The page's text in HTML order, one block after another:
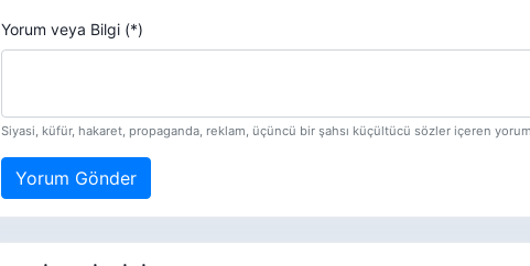
Yorum veya Bilgi (*)
Siyasi, küfür, hakaret, propaganda, reklam, üçüncü bir şahsı küçültücü sözler içeren
Yorum Gönder